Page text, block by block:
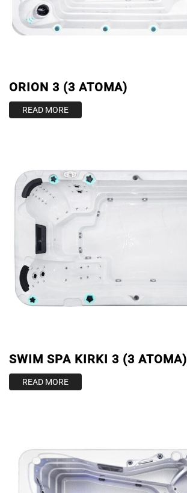
ORION 3 (3 ATOMA)
READ MORE
SWIM SPA KIRKI 3 (3 ATOMA)
READ MORE